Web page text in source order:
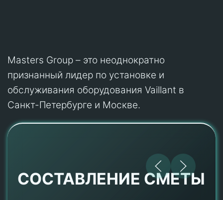
Masters Group – это неоднократно
признанный лидер по установке и
обслуживания оборудования Vaillant в
Санкт-Петербурге и Москве.
СОСТАВЛЕНИЕ СМЕТЫ